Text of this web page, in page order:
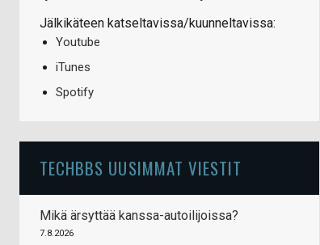
Jälkikäteen katseltavissa/kuunneltavissa:
Youtube
iTunes
Spotify
TECHBBS UUSIMMAT VIESTIT
Mikä ärsyttää kanssa-autoilijoissa?
7.8.2026